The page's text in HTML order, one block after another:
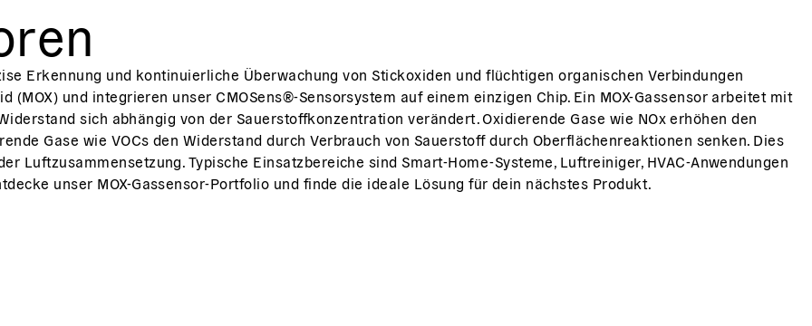
Erkennung und kontinuierliche Überwachung von Stickoxiden und flüchtigen organischen Verbindungen
(MOX) und integrieren unser CMOSens®-Sensorsystem auf einem einzigen Chip. Ein MOX-Gassensor arbeitet mit
sich abhängig von der Sauerstoffkonzentration verändert. Oxidierende Gase wie NOx erhöhen den
Gase wie VOCs den Widerstand durch Verbrauch von Sauerstoff durch Oberflächenreaktionen senken. Dies
Luftzusammensetzung. Typische Einsatzbereiche sind Smart-Home-Systeme, Luftreiniger, HVAC-Anwendungen
unser MOX-Gassensor-Portfolio und finde die ideale Lösung für dein nächstes Produkt.